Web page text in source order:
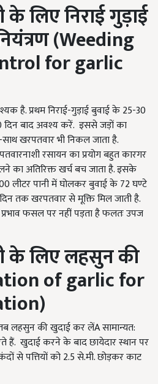
के लिएनिराई गुड़ाई
(Weeding
for garlic
है. प्रथम निराई-गुड़ाई बुवाई के 25-30
दिन बाद अवश्य करें. इससे जड़ों का
खरपतवार भी निकल जाता है.
रसायन का प्रयोग बहुत कारगर
का अतिरिक्त खर्च बच जाता है. इसके
लीटर पानी में घोलकर बुवाई के 72 घण्टे
तक खरपतवार से मूक्ति मिल जाती है.
फसल पर नहीं पड़ता है फलतः उपज
के लिएलहसुन की
of garlic for
लहसुन की खुदाई कर लेंA सामान्यत:
हैं. खुदाई करने के बाद छायेदार स्थान पर
से पत्तियों को 2.5 से.मी. छोड़कर काट